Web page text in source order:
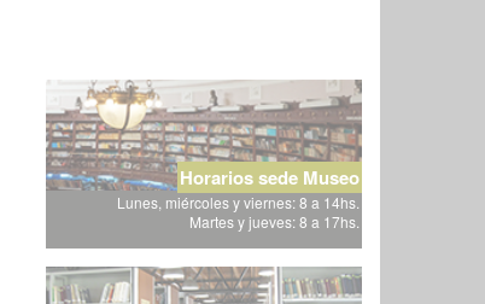
Horarios sede Museo
Lunes, miércoles y viernes: 8 a 14hs.
Martes y jueves: 8 a 17hs.